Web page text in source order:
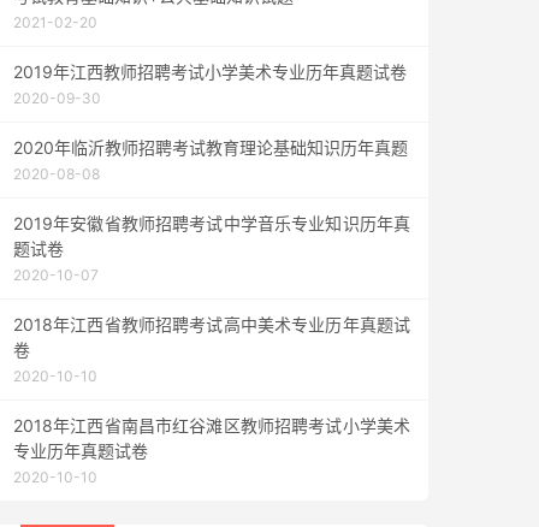
2021-02-20
2019年江西教师招聘考试小学美术专业历年真题试卷
2020-09-30
2020年临沂教师招聘考试教育理论基础知识历年真题
2020-08-08
2019年安徽省教师招聘考试中学音乐专业知识历年真
题试卷
2020-10-07
2018年江西省教师招聘考试高中美术专业历年真题试
卷
2020-10-10
2018年江西省南昌市红谷滩区教师招聘考试小学美术
专业历年真题试卷
2020-10-10